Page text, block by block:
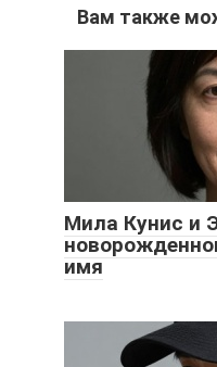
Вам также
Мила Кунис и
имя